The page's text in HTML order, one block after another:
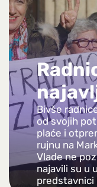
Bivše
od svojih
plaće i
rujnu na
Vlade ne
najavili su u
predstavnici